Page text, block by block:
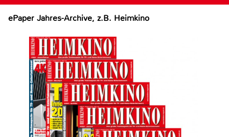
ePaper Jahres-Archive, z.B. Heimkino